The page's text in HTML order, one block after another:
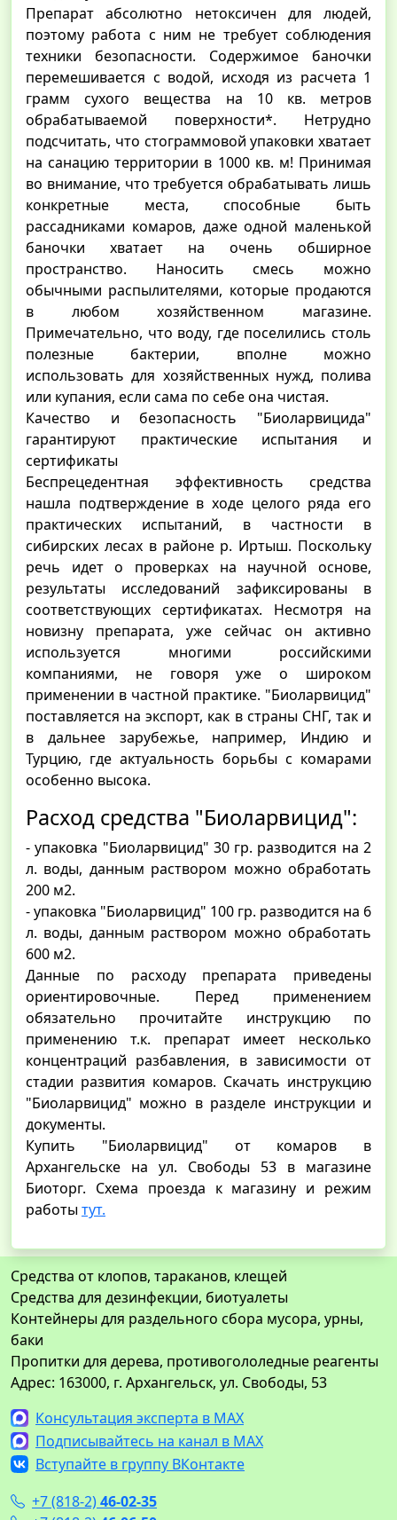
Препарат абсолютно нетоксичен для людей,
поэтому работа с ним не требует соблюдения
техники безопасности. Содержимое баночки
перемешивается с водой, исходя из расчета 1
грамм сухого вещества на 10 кв. метров
обрабатываемой поверхности*. Нетрудно
подсчитать, что стограммовой упаковки хватает
на санацию территории в 1000 кв. м! Принимая
во внимание, что требуется обрабатывать лишь
конкретные места, способные быть
рассадниками комаров, даже одной маленькой
баночки хватает на очень обширное
пространство. Наносить смесь можно
обычными распылителями, которые продаются
в любом хозяйственном магазине.
Примечательно, что воду, где поселились столь
полезные бактерии, вполне можно
использовать для хозяйственных нужд, полива
или купания, если сама по себе она чистая.
Качество и безопасность "Биоларвицида"
гарантируют практические испытания и
сертификаты
Беспрецедентная эффективность средства
нашла подтверждение в ходе целого ряда его
практических испытаний, в частности в
сибирских лесах в районе р. Иртыш. Поскольку
речь идет о проверках на научной основе,
результаты исследований зафиксированы в
соответствующих сертификатах. Несмотря на
новизну препарата, уже сейчас он активно
используется многими российскими
компаниями, не говоря уже о широком
применении в частной практике. "Биоларвицид"
поставляется на экспорт, как в страны СНГ, так и
в дальнее зарубежье, например, Индию и
Турцию, где актуальность борьбы с комарами
особенно высока.
Расход средства "Биоларвицид":
- упаковка "Биоларвицид" 30 гр. разводится на 2
л. воды, данным раствором можно обработать
200 м2.
- упаковка "Биоларвицид" 100 гр. разводится на 6
л. воды, данным раствором можно обработать
600 м2.
Данные по расходу препарата приведены
ориентировочные. Перед применением
обязательно прочитайте инструкцию по
применению т.к. препарат имеет несколько
концентраций разбавления, в зависимости от
стадии развития комаров. Скачать инструкцию
"Биоларвицид" можно в разделе инструкции и
документы.
Купить "Биоларвицид" от комаров в
Архангельске на ул. Свободы 53 в магазине
Биоторг. Схема проезда к магазину и режим
работытут.
Средства от клопов, тараканов, клещей
Средства для дезинфекции, биотуалеты
Контейнеры для раздельного сбора мусора, урны,
баки
Пропитки для дерева, противогололедные реагенты
Адрес: 163000, г. Архангельск, ул. Свободы, 53
Консультация эксперта в MAX
Подписывайтесь на канал в MAX
Вступайте в группу ВКонтакте
+7 (818-2)46-02-35